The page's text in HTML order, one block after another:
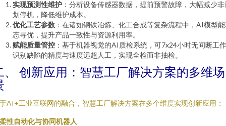
实现预测性维护 ：分析设备传感器数据，提前预警故障，大幅减少非
划停机，降低维护成本。
优化工艺参数 ：在诸如钢铁冶炼、化工合成等复杂流程中，AI模型
态寻优，提升产品一致性与资源利用率。
赋能质量管控 ：基于机器视觉的AI质检系统，可7x24小时无间断工
识别缺陷的精度与速度远超人工，实现全检而非抽检。
、 创新应用：智慧工厂解决方案的多维场
AI+工业互联网的融合，智慧工厂解决方案在多个维度实现创新应用：
性自动化与协同机器人